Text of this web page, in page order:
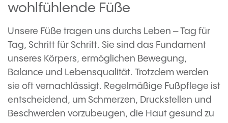
wohlfühlende Füße
Unsere Füße tragen uns durchs Leben – Tag für
Tag, Schritt für Schritt. Sie sind das Fundament
unseres Körpers, ermöglichen Bewegung,
Balance und Lebensqualität. Trotzdem werden
sie oft vernachlässigt. Regelmäßige Fußpflege ist
entscheidend, um Schmerzen, Druckstellen und
Beschwerden vorzubeugen, die Haut gesund zu